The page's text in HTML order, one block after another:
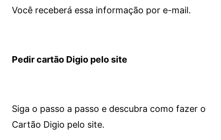
Você receberá essa informação por e-mail.
Pedir cartão Digio pelo site
Siga o passo a passo e descubra como fazer o
Cartão Digio pelo site.